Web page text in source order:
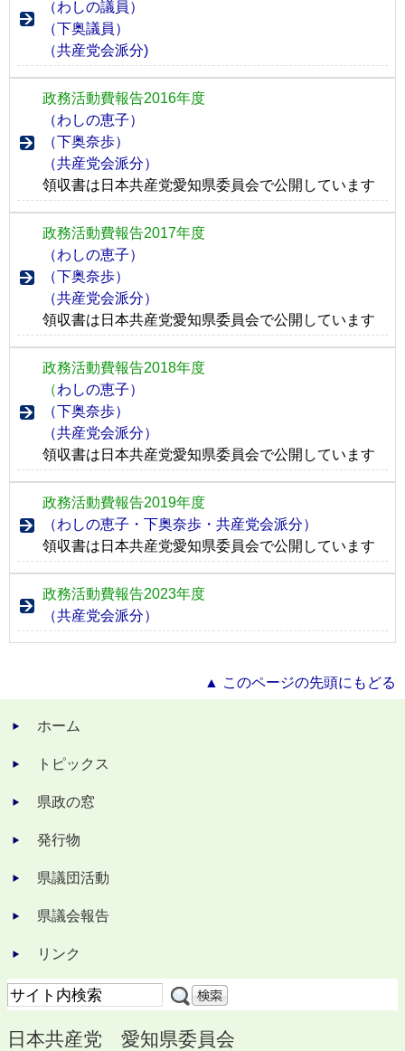
（わしの議員）
（下奥議員）
（共産党会派分)
政務活動費報告2016年度
（わしの恵子）
（下奥奈歩）
（共産党会派分）
領収書は日本共産党愛知県委員会で公開しています
政務活動費報告2017年度
（わしの恵子）
（下奥奈歩）
（共産党会派分）
領収書は日本共産党愛知県委員会で公開しています
政務活動費報告2018年度
（わしの恵子）
（下奥奈歩）
（共産党会派分）
領収書は日本共産党愛知県委員会で公開しています
政務活動費報告2019年度
（わしの恵子・下奥奈歩・共産党会派分）
領収書は日本共産党愛知県委員会で公開しています
政務活動費報告2023年度
（共産党会派分）
▲ このページの先頭にもどる
ホーム
トピックス
県政の窓
発行物
県議団活動
県議会報告
リンク
日本共産党 愛知県委員会